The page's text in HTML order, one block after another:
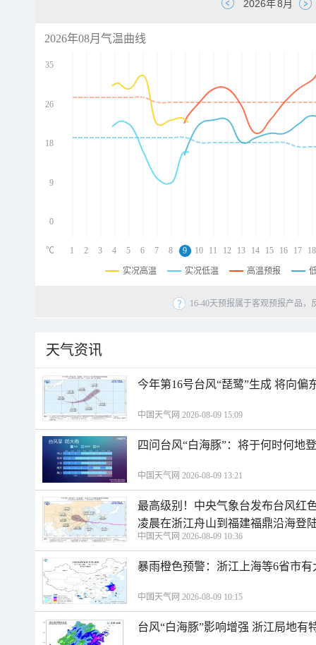
2026年08月气温曲线
35
26
18
9
0
1 2 3 4 5 6 7 8 9 10 11 12 13 14 15 16 17 18
℃
实况高温 实况低温 高温预报
16-40天预报属于客观预报产品
天气资讯
今年第16号台风“琵鹭”生成 将向偏
中国天气网 2026-08-09 15:09
四问台风“白海豚”：将于何时何地
中国天气网 2026-08-09 13:21
最高级别！中央气象台发布台风红
凌晨在浙江舟山到福建福鼎沿海登
中国天气网 2026-08-09 10:36
暴雨橙色预警：浙江上海等6省市
中国天气网 2026-08-09 10:15
台风“白海豚”影响增强 浙江局地有